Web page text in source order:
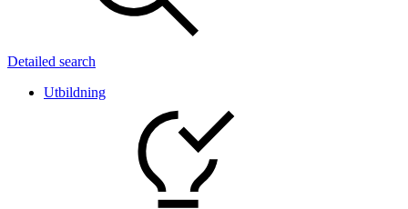
Detailed search
Utbildning